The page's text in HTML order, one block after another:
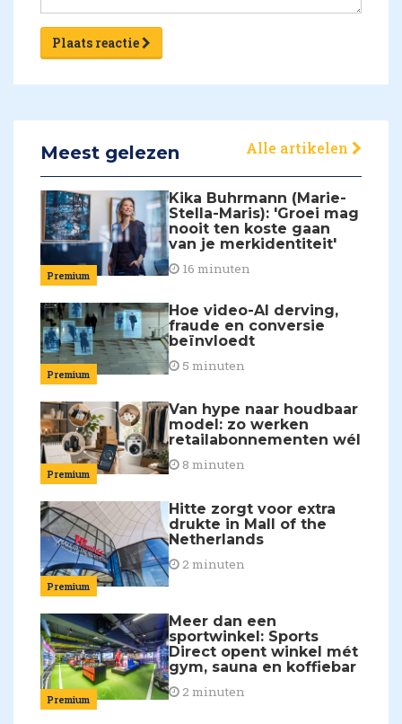
Plaats reactie
Meest gelezen Alle artikelen
Premium
Kika Buhrmann (Marie-
Stella-Maris): 'Groei mag
nooit ten koste gaan
van je merkidentiteit'
16 minuten
Premium
Hoe video-AI derving,
fraude en conversie
beïnvloedt
5 minuten
Premium
Van hype naar houdbaar
model: zo werken
retailabonnementen wél
8 minuten
Premium
Hitte zorgt voor extra
drukte in Mall of the
Netherlands
2 minuten
Premium
Meer dan een
sportwinkel: Sports
Direct opent winkel mét
gym, sauna en koffiebar
2 minuten